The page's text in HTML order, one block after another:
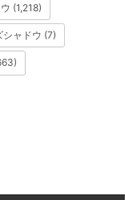
(1,218)
ャドウ (7)